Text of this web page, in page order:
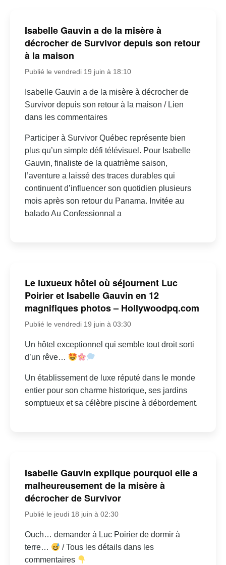
Isabelle Gauvin a de la misère à
décrocher de Survivor depuis son retour
à la maison
Publié le vendredi 19 juin à 18:10
Isabelle Gauvin a de la misère à décrocher de
Survivor depuis son retour à la maison / Lien
dans les commentaires
Participer à Survivor Québec représente bien
plus qu’un simple défi télévisuel. Pour Isabelle
Gauvin, finaliste de la quatrième saison,
l’aventure a laissé des traces durables qui
continuent d’influencer son quotidien plusieurs
mois après son retour du Panama. Invitée au
balado Au Confessionnal a
Le luxueux hôtel où séjournent Luc
Poirier et Isabelle Gauvin en 12
magnifiques photos – Hollywoodpq.com
Publié le vendredi 19 juin à 03:30
Un hôtel exceptionnel qui semble tout droit sorti
d’un rêve…
Un établissement de luxe réputé dans le monde
entier pour son charme historique, ses jardins
somptueux et sa célèbre piscine à débordement.
Isabelle Gauvin explique pourquoi elle a
malheureusement de la misère à
décrocher de Survivor
Publié le jeudi 18 juin à 02:30
Ouch… demander à Luc Poirier de dormir à
terre…
/ Tous les détails dans les
commentaires